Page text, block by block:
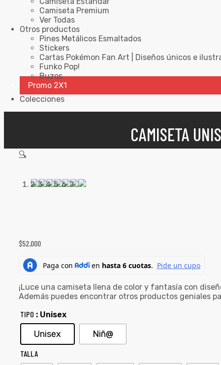
Camiseta Premium
Ver Todas
Otros productos
Pines Metálicos Esmaltados
Stickers
Cartas Pokémon Fan Art | Diseños únicos e
Funko Pop!
Buzos
Promo 2X1
Colecciones
CAMISETA
🔍
$52,000
¡Luce una camiseta llena de color y fantasía con
Además puedes encontrar otros productos geniales
TIPO : Unisex
Unisex Niñ@
TALLA